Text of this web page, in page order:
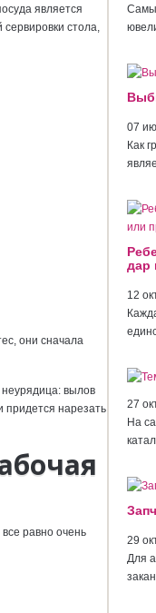
является
стола,
они сначала
вылов
придется нарезать
равно очень
07
Как
дар
12
27
На
29
Для